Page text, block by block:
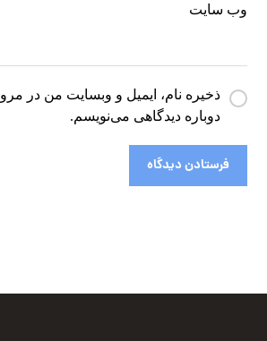
وب‌ سایت
ذخیره نام، ایمیل و وبسایت من در
دوباره دیدگاهی می‌نویسم.